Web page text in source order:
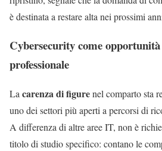
è destinata a restare alta nei prossimi
Cybersecurity come
professionale
Lacarenza di figurenel comparto sta
uno dei settori più aperti a percorsi di
A differenza di altre aree IT, non è
titolo di studio specifico: contano le